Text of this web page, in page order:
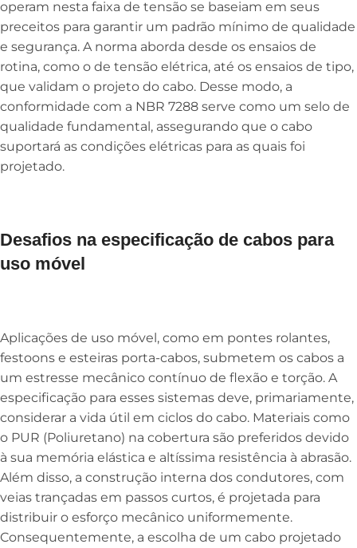
operam nesta faixa de tensão se baseiam em seus
preceitos para garantir um padrão mínimo de qualidade
e segurança. A norma aborda desde os ensaios de
rotina, como o de tensão elétrica, até os ensaios de tipo,
que validam o projeto do cabo. Desse modo, a
conformidade com a NBR 7288 serve como um selo de
qualidade fundamental, assegurando que o cabo
suportará as condições elétricas para as quais foi
projetado.
Desafios na especificação de cabos para
uso móvel
Aplicações de uso móvel, como em pontes rolantes,
festoons e esteiras porta-cabos, submetem os cabos a
um estresse mecânico contínuo de flexão e torção. A
especificação para esses sistemas deve, primariamente,
considerar a vida útil em ciclos do cabo. Materiais como
o PUR (Poliuretano) na cobertura são preferidos devido
à sua memória elástica e altíssima resistência à abrasão.
Além disso, a construção interna dos condutores, com
veias trançadas em passos curtos, é projetada para
distribuir o esforço mecânico uniformemente.
Consequentemente, a escolha de um cabo projetado